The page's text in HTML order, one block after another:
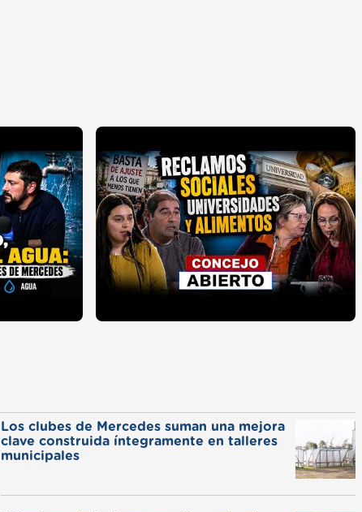
Los clubes de Mercedes suman una mejora
clave construida íntegramente en talleres
municipales